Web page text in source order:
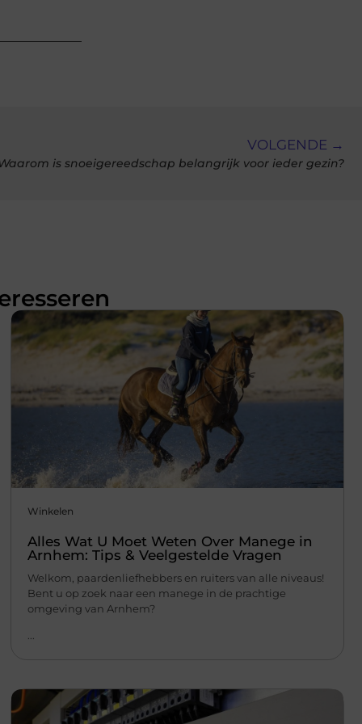
VOLGENDE →
Waarom is snoeigereedschap belangrijk voor ieder gezin?
Winkelen
Alles Wat U Moet Weten Over Manege in
Arnhem: Tips & Veelgestelde Vragen
Welkom, paardenliefhebbers en ruiters van alle niveaus!
Bent u op zoek naar een manege in de prachtige
omgeving van Arnhem?
...